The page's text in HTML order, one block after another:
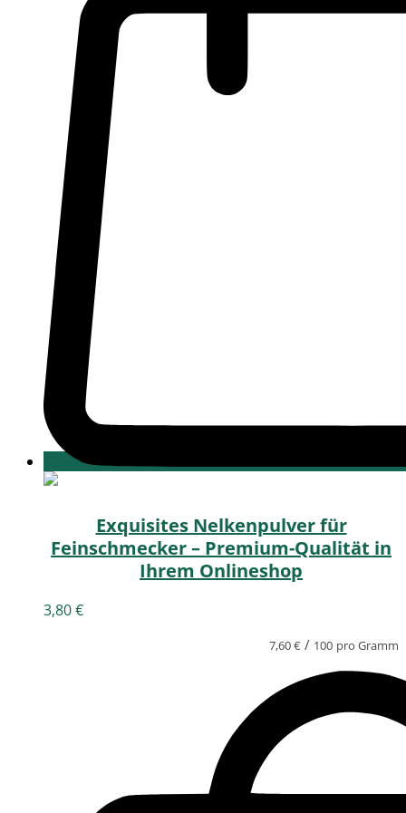
Exquisites Nelkenpulver für
Feinschmecker – Premium-Qualität in
Ihrem Onlineshop
3,80€
7,60€ / 100 pro Gramm